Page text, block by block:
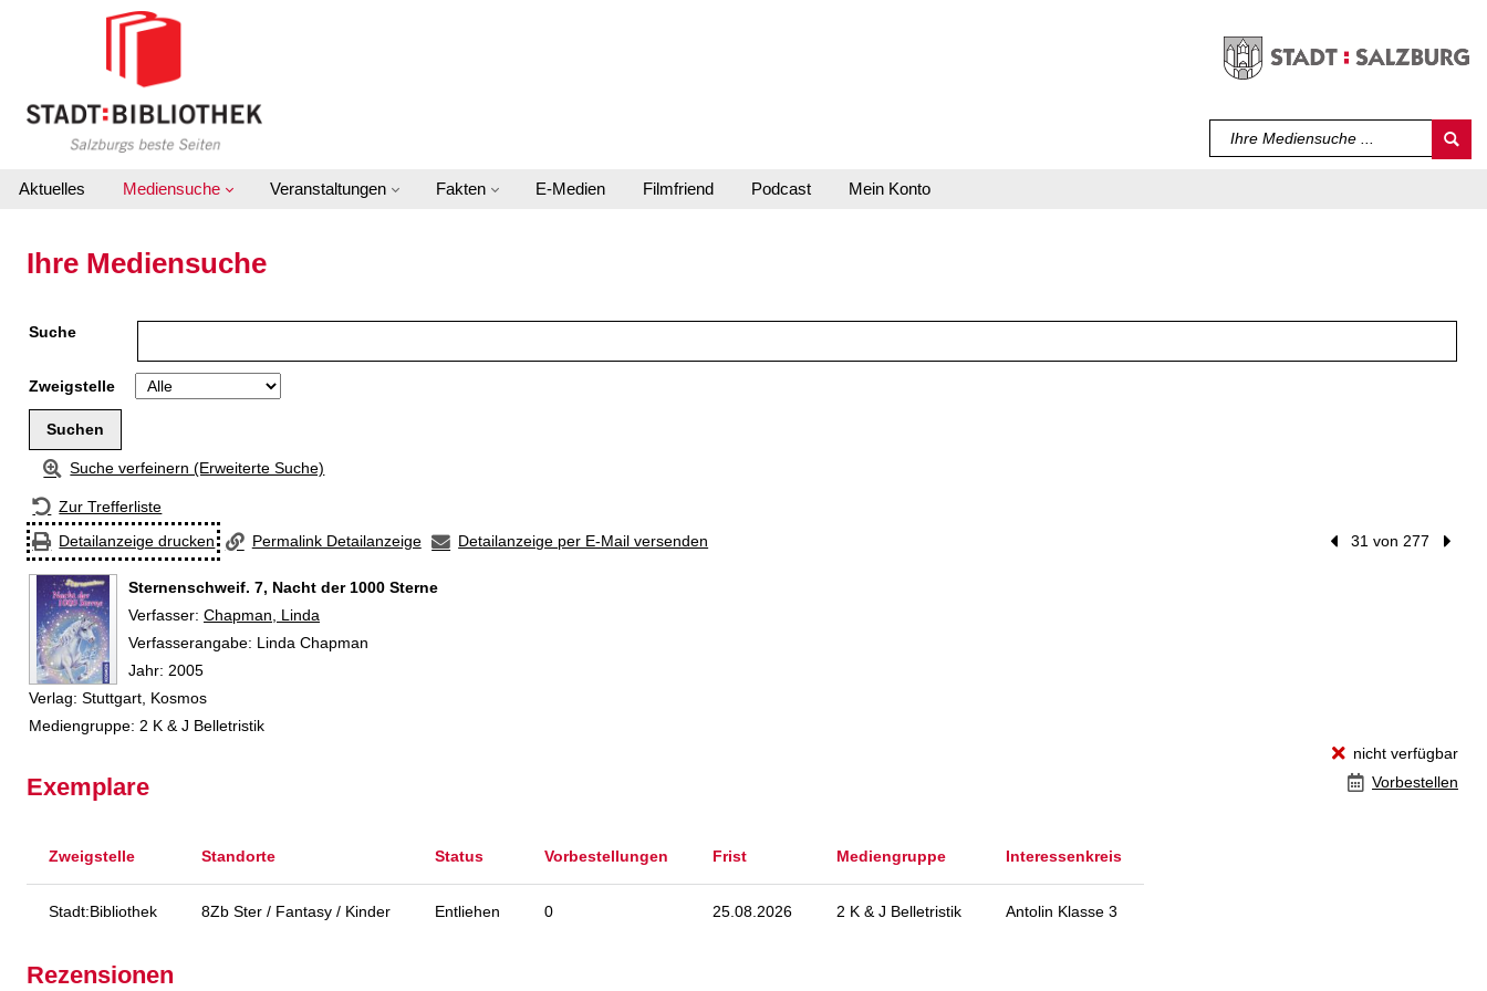
Zur Detailanzeige springen
Sprache auswählen
Aktuelles Mediensuche Veranstaltungen Fakten E-Medien Filmfriend Podcast Mein Konto
Ihre Mediensuche
Suche
Zweigstelle
Suche verfeinern (Erweiterte Suche)
Zur Trefferliste
Detailanzeige drucken
Permalink Detailanzeige Detailanzeige per E-Mail versenden Vorheriger Treffer
31 von 277
Sternenschweif. 7, Nacht der 1000 Sterne
Verfasser: Suche nach diesem Verfasser
Chapman, Linda
Verfasserangabe: Linda Chapman
Jahr: 2005
Verlag: Stuttgart, Kosmos
Mediengruppe: 2 K & J Belletristik
nicht verfügbar
Vorbestellen
Exemplare
Zweigstelle Standorte Status Vorbestellungen Frist Mediengruppe Interessenkreis
Stadt:Bibliothek 8Zb Ster / Fantasy / Kinder Entliehen 0 25.08.2026 2 K & J Belletristik Antolin Klasse 3
Rezensionen